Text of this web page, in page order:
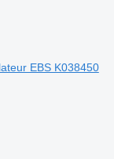
EBS K038450